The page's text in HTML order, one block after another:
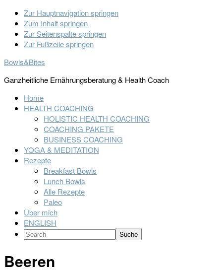
Zur Hauptnavigation springen
Zum Inhalt springen
Zur Seitenspalte springen
Zur Fußzeile springen
Bowls&Bites
Ganzheitliche Ernährungsberatung & Health Coach
Home
HEALTH COACHING
HOLISTIC HEALTH COACHING
COACHING PAKETE
BUSINESS COACHING
YOGA & MEDITATION
Rezepte
Breakfast Bowls
Lunch Bowls
Alle Rezepte
Paleo
Über mich
ENGLISH
Search
Beeren